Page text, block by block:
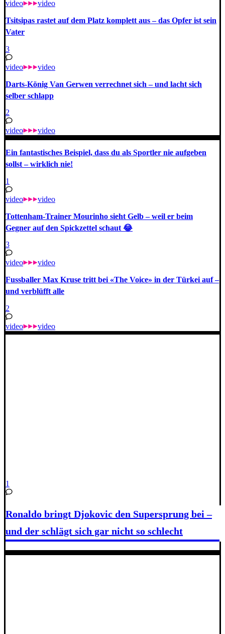
video video
Tsitsipas rastet auf dem Platz komplett aus – das Opfer ist sein
Vater
3
video video
Darts-König Van Gerwen verrechnet sich – und lacht sich
selber schlapp
2
video video
Ein fantastisches Beispiel, dass du als Sportler nie aufgeben
sollst – wirklich nie!
1
video video
Tottenham-Trainer Mourinho sieht Gelb – weil er beim
Gegner auf den Spickzettel schaut 😂
3
video video
Fussballer Max Kruse tritt bei «The Voice» in der Türkei auf –
und verblüfft alle
2
video video
1
Ronaldo bringt Djokovic den Supersprung bei –
und der schlägt sich gar nicht so schlecht